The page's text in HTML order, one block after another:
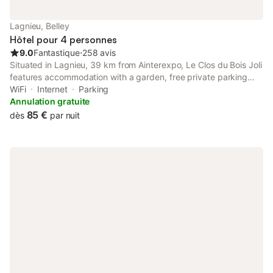
Lagnieu, Belley
Hôtel pour 4 personnes
9.0Fantastique⋅258 avis
Situated in Lagnieu, 39 km from Ainterexpo, Le Clos du Bois Joli
features accommodation with a garden, free private parking
and a terrace. Located around 46 km from LDLC Arena, the
hotel with free WiFi is also 48 km away from Part-Dieu Train
Station.
WiFi Internet
Parking
Annulation gratuite
dès 85 € par nuit